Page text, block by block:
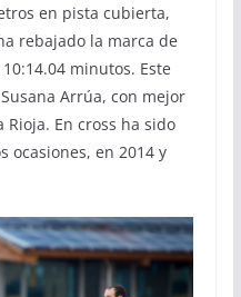
en pista cubierta,
rebajado la marca de
minutos. Este
Arrúa, con mejor
En cross ha sido
ocasiones, en 2014 y